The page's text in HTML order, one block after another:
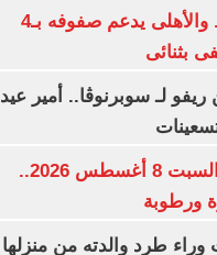
الزمالك بلا صفقات.. والأهلى يدعم صفوفه بـ4
بثنائى
لـ سوبرنوڤا.. أمير عيد
حالة الطقس اليوم السبت 8 أغسطس 2026..
ورطوبة
طرد والدته من منزلها